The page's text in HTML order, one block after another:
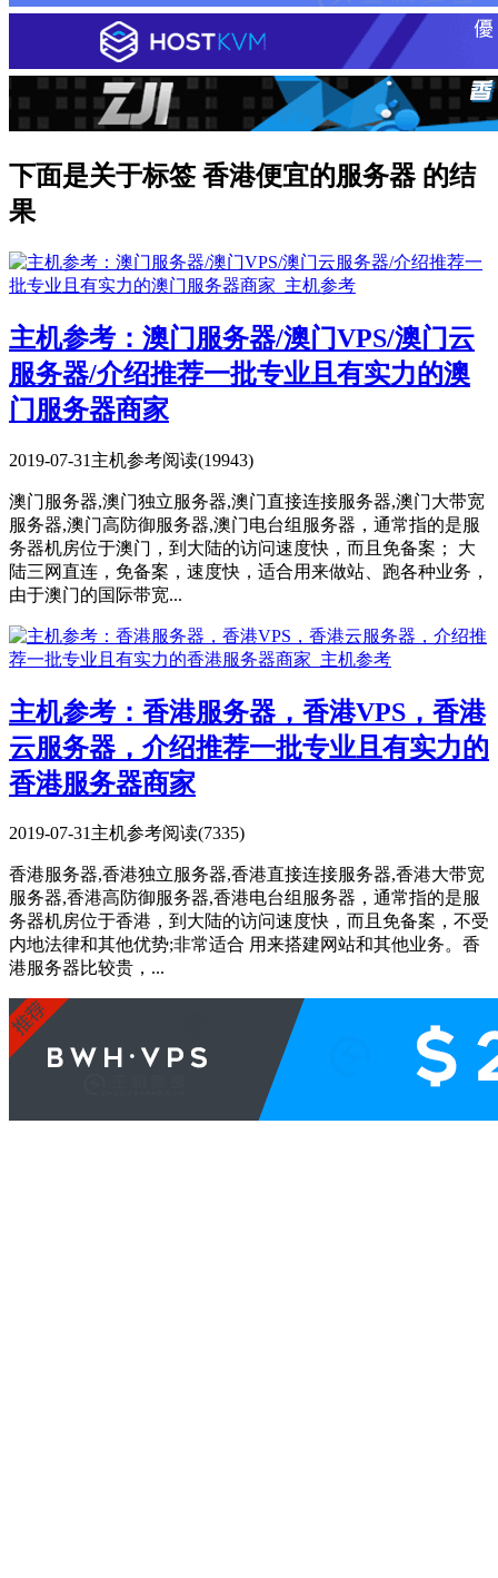
下面是关于标签 香港便宜的服务器 的结
果
主机参考：澳门服务器/澳门VPS/澳门云
服务器/介绍推荐一批专业且有实力的澳
门服务器商家
2019-07-31 主机参考阅读(19943)
澳门服务器,澳门独立服务器,澳门直接连接服务器,澳门大带宽
服务器,澳门高防御服务器,澳门电台组服务器，通常指的是服
务器机房位于澳门，到大陆的访问速度快，而且免备案； 大
陆三网直连，免备案，速度快，适合用来做站、跑各种业务，
由于澳门的国际带宽...
主机参考：香港服务器，香港VPS，香港
云服务器，介绍推荐一批专业且有实力的
香港服务器商家
2019-07-31主机参考阅读(7335)
香港服务器,香港独立服务器,香港直接连接服务器,香港大带宽
服务器,香港高防御服务器,香港电台组服务器，通常指的是服
务器机房位于香港，到大陆的访问速度快，而且免备案，不受
内地法律和其他优势;非常适合 用来搭建网站和其他业务。香
港服务器比较贵，...